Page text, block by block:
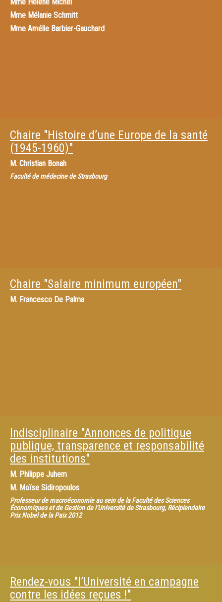
Mme Mélanie Schmitt
Mme Amélie Barbier-Gauchard
Chaire "Histoire d’une Europe de la santé
(1945-1960)"
M. Christian Bonah
Faculté de médecine de Strasbourg
Chaire "Salaire minimum européen"
M. Francesco De Palma
Indisciplinaire "Annonces de politique
publique, transparence et responsabilité
des institutions"
M. Philippe Juhem
M. Moïse Sidiropoulos
Professeur de macroéconomie au sein de la Faculté des Sciences
Économiques et de Gestion de l’Université de Strasbourg, Récipiendaire
Prix Nobel de la Paix 2012
Rendez-vous "l’Université en campagne
contre les idées reçues !"